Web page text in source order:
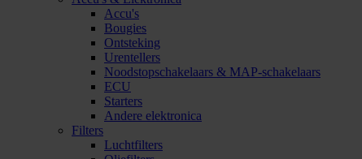
Accu's
Bougies
Ontsteking
Urentellers
Noodstopschakelaars & MAP-schakelaars
ECU
Starters
Andere elektronica
Filters
Luchtfilters